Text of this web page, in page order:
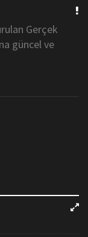
Gerçek
güncel ve